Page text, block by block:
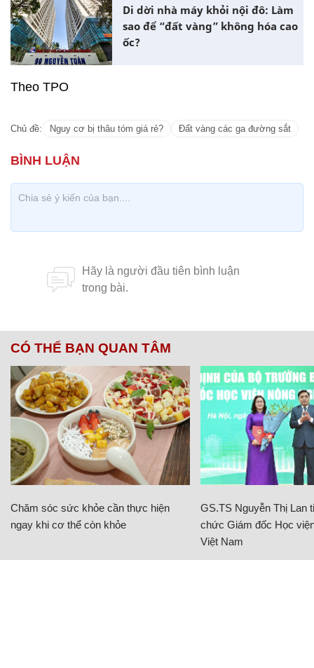
Di dời nhà máy khỏi nội đô: Làm
sao để “đất vàng” không hóa cao
ốc?
Theo TPO
Chủ đề: Nguy cơ bị thâu tóm giá rẻ? Đất vàng các ga đường sắt
CÓ THỂ BẠN QUAN TÂM
Chăm sóc sức khỏe cần thực hiện
ngay khi cơ thể còn khỏe
GS.TS Nguyễn Thị Lan
chức Giám đốc Học
Việt Nam